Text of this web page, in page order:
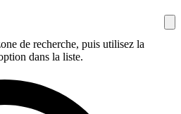
de recherche, puis utilisez la
dans la liste.